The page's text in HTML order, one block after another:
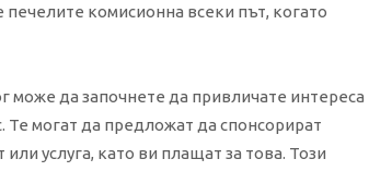
комисионна всеки път, когато
може да започнете да привличате интереса
Те могат да предложат да спонсорират
услуга, като ви плащат за това. Този